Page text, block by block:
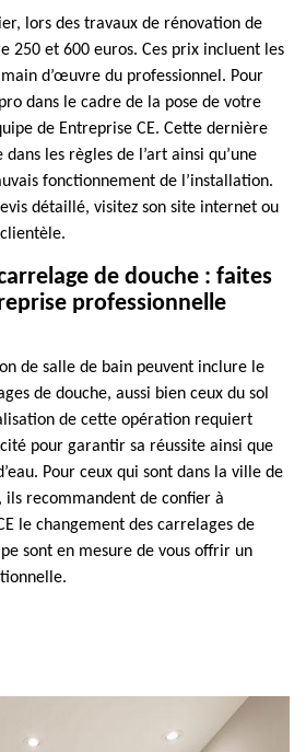
lors des travaux de rénovation de
250 et 600 euros. Ces prix incluent les
d’œuvre du professionnel. Pour
dans le cadre de la pose de votre
de Entreprise CE. Cette dernière
les règles de l’art ainsi qu’une
fonctionnement de l’installation.
détaillé, visitez son site internet ou
de douche : faites
professionnelle
de salle de bain peuvent inclure le
de douche, aussi bien ceux du sol
de cette opération requiert
pour garantir sa réussite ainsi que
Pour ceux qui sont dans la ville de
ils recommandent de confier à
le changement des carrelages de
sont en mesure de vous offrir un